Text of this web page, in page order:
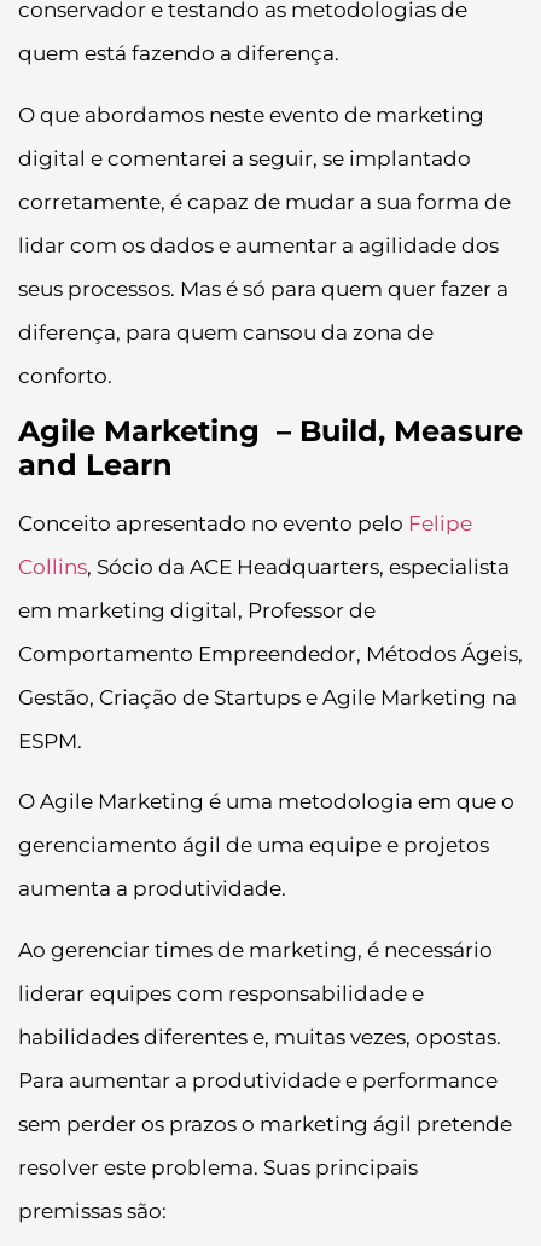
conservador e testando as metodologias de
quem está fazendo a diferença.
O que abordamos neste evento de marketing
digital e comentarei a seguir, se implantado
corretamente, é capaz de mudar a sua forma de
lidar com os dados e aumentar a agilidade dos
seus processos. Mas é só para quem quer fazer a
diferença, para quem cansou da zona de
conforto.
Agile Marketing – Build, Measure
and Learn
Conceito apresentado no evento pelo Felipe
Collins, Sócio da ACE Headquarters, especialista
em marketing digital, Professor de
Comportamento Empreendedor, Métodos Ágeis,
Gestão, Criação de Startups e Agile Marketing na
ESPM.
O Agile Marketing é uma metodologia em que o
gerenciamento ágil de uma equipe e projetos
aumenta a produtividade.
Ao gerenciar times de marketing, é necessário
liderar equipes com responsabilidade e
habilidades diferentes e, muitas vezes, opostas.
Para aumentar a produtividade e performance
sem perder os prazos o marketing ágil pretende
resolver este problema. Suas principais
premissas são: